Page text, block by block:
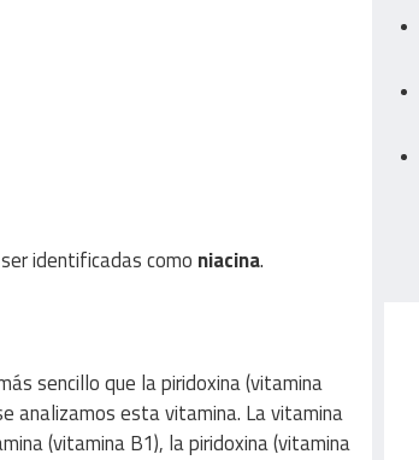
identificadas como niacina.
sencillo que la piridoxina (vitamina
analizamos esta vitamina. La vitamina
(vitamina B1), la piridoxina (vitamina